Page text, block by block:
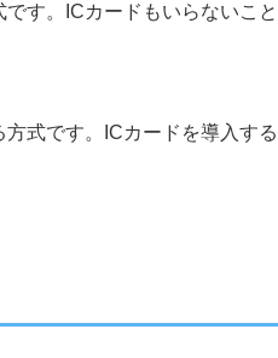
す。ICカードもいらないこ
式です。ICカードを導入す